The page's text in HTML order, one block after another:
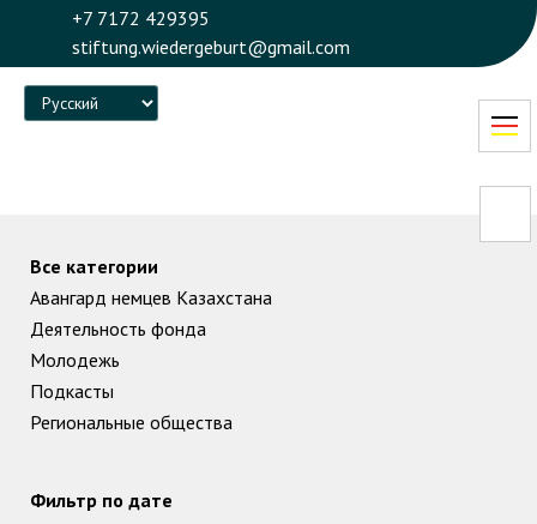
+7 7172 429395
stiftung.wiedergeburt@gmail.com
Language
Все категории
Авангард немцев Казахстана
Деятельность фонда
Молодежь
Подкасты
Региональные общества
Фильтр по дате